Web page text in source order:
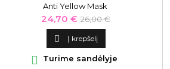
Anti Yellow Mask
Kaina
24,70 € Bazinė
kaina
26,00 €
 Į krepšelį
 Turime sandėlyje